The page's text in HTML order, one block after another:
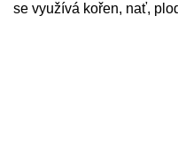
se využívá kořen, nať,